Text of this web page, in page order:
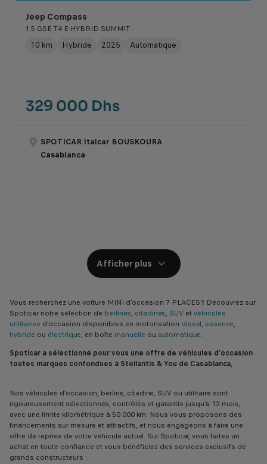
Jeep Compass
1.5 GSE T4 E-HYBRID SUMMIT
10 km Hybride 2025 Automatique
329 000 Dhs
SPOTICAR Italcar BOUSKOURA
Casablanca
Afficher plus
Vous recherchez une voiture MINI d’occasion 7 PLACES? Découvrez sur
Spoticar notre sélection de berlines, citadines, SUV etvéhicules
utilitaires d'occasion disponibles en motorisation diesel, essence,
hybride ou électrique, en boîte manuelle ou automatique.
Spoticar a sélectionné pour vous une offre de véhicules d'occasion
toutes marques confondues à Stellantis & You de Casablanca,
Nos véhicules d’occasion, berline, citadine, SUV ou utilitaire sont
rigoureusement sélectionnés, contrôlés et garantis jusqu’à 12 mois,
avec une limite kilométrique à 50 000 km. Nous vous proposons des
financements sur mesure et attractifs, et nous engageons à faire une
offre de reprise de votre véhicule actuel. Sur Spoticar, vous faites un
achat en toute confiance et vous bénéficiez des services exclusifs de
grands constructeurs :